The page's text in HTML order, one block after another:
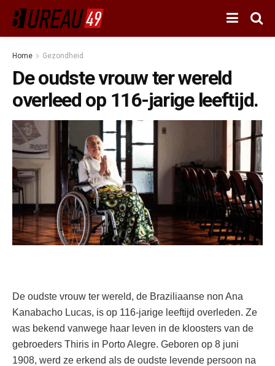
Home Gezondheid
De oudste vrouw ter wereld
overleed op 116-jarige leeftijd.
De oudste vrouw ter wereld, de Braziliaanse non Ana
Kanabacho Lucas, is op 116-jarige leeftijd overleden. Ze
was bekend vanwege haar leven in de kloosters van de
gebroeders Thiris in Porto Alegre. Geboren op 8 juni
1908, werd ze erkend als de oudste levende persoon na